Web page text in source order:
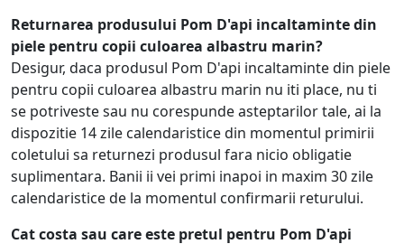
Returnarea produsului Pom D'api incaltaminte din
piele pentru copii culoarea albastru marin?
Desigur, daca produsul Pom D'api incaltaminte din piele
pentru copii culoarea albastru marin nu iti place, nu ti
se potriveste sau nu corespunde asteptarilor tale, ai la
dispozitie 14 zile calendaristice din momentul primirii
coletului sa returnezi produsul fara nicio obligatie
suplimentara. Banii ii vei primi inapoi in maxim 30 zile
calendaristice de la momentul confirmarii returului.
Cat costa sau care este pretul pentru Pom D'api